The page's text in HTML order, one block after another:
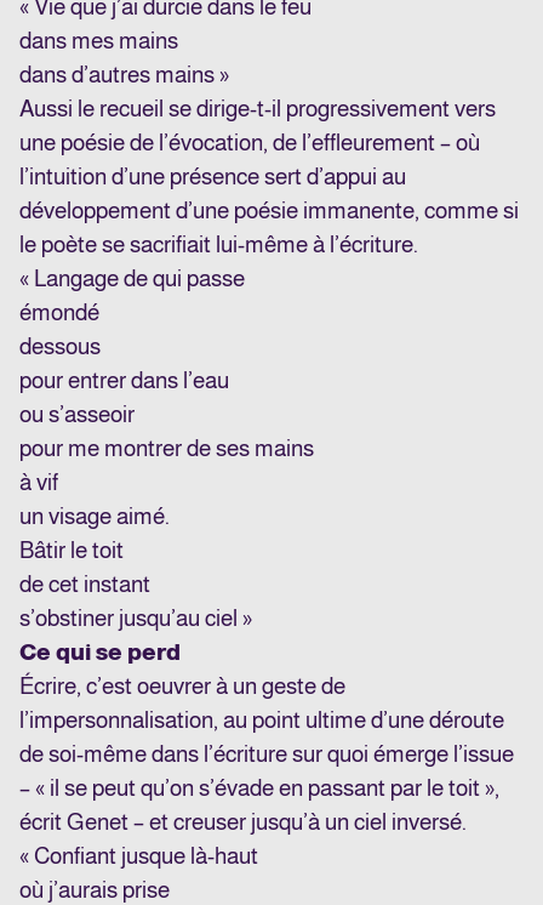
« Vie que j’ai durcie dans le feu
dans mes mains
dans d’autres mains »
Aussi le recueil se dirige-t-il progressivement vers
une poésie de l’évocation, de l’effleurement – où
l’intuition d’une présence sert d’appui au
développement d’une poésie immanente, comme si
le poète se sacrifiait lui-même à l’écriture.
« Langage de qui passe
émondé
dessous
pour entrer dans l’eau
ou s’asseoir
pour me montrer de ses mains
à vif
un visage aimé.
Bâtir le toit
de cet instant
s’obstiner jusqu’au ciel »
Ce qui se perd
Écrire, c’est oeuvrer à un geste de
l’impersonnalisation, au point ultime d’une déroute
de soi-même dans l’écriture sur quoi émerge l’issue
– « il se peut qu’on s’évade en passant par le toit »,
écrit Genet – et creuser jusqu’à un ciel inversé.
« Confiant jusque là-haut
où j’aurais prise